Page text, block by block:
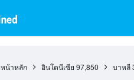
หน้าหลัก อินโดนีเซีย 97,850 บาหลี